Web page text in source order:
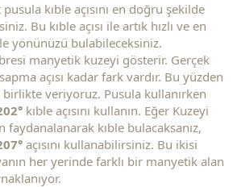
kıble açısını en doğru şekilde
Bu kıble açısı ile artık hızlı ve en
yönünüzü bulabileceksiniz.
manyetik kuzeyi gösterir. Gerçek
açısı kadar fark vardır. Bu yüzden
birlikte veriyoruz. Pusula kullanırken
kıble açısını kullanın. Eğer Kuzeyi
kıble bulacaksanız,
açısını kullanabilirsiniz. Bu ikisi
her yerinde farklı bir manyetik alan